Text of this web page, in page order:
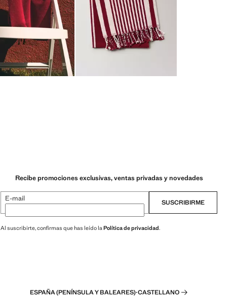
Recibe promociones exclusivas, ventas privadas y novedades
E-mail SUSCRIBIRME
Al suscribirte, confirmas que has leído laPolítica de privacidad.
ESPAÑA (PENÍNSULA Y BALEARES)·CASTELLANO